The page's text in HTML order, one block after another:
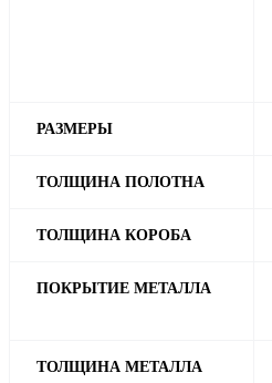
РАЗМЕРЫ
ТОЛЩИНА ПОЛОТНА
ТОЛЩИНА КОРОБА
ПОКРЫТИЕ МЕТАЛЛА
ТОЛЩИНА МЕТАЛЛА